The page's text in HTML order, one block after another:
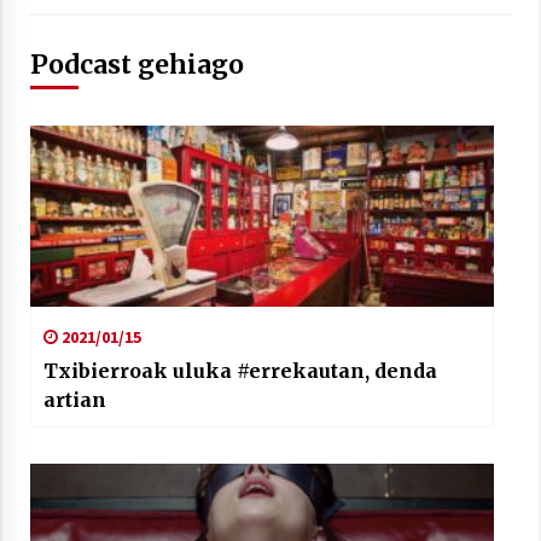
Podcast gehiago
2021/01/15
Txibierroak uluka #errekautan, denda
artian